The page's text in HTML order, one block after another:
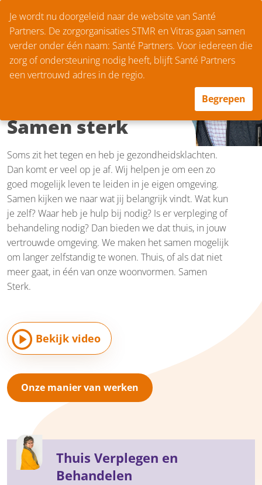
Je wordt nu doorgeleid naar de website van Santé
Partners. De zorgorganisaties STMR en Vitras gaan samen
verder onder één naam: Santé Partners. Voor iedereen die
zorg of ondersteuning nodig heeft, blijft Santé Partners
een vertrouwd adres in de regio.
Begrepen
Samen sterk
Soms zit het tegen en heb je gezondheidsklachten.
Dan komt er veel op je af. Wij helpen je om een zo
goed mogelijk leven te leiden in je eigen omgeving.
Samen kijken we naar wat jij belangrijk vindt. Wat kun
je zelf? Waar heb je hulp bij nodig? Is er verpleging of
behandeling nodig? Dan bieden we dat thuis, in jouw
vertrouwde omgeving. We maken het samen mogelijk
om langer zelfstandig te wonen. Thuis, of als dat niet
meer gaat, in één van onze woonvormen. Samen
Sterk.
Bekijk video
Onze manier van werken
Thuis Verplegen en
Behandelen